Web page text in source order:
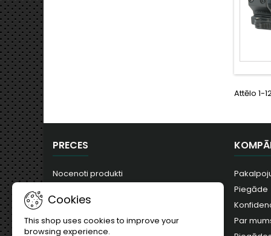
Attēlo 1-
PRECES
Nocenoti produkti
Visvairāk pirkts
Piegāde
Par
Cookies
This shop uses cookies to improve your
browsing experience.